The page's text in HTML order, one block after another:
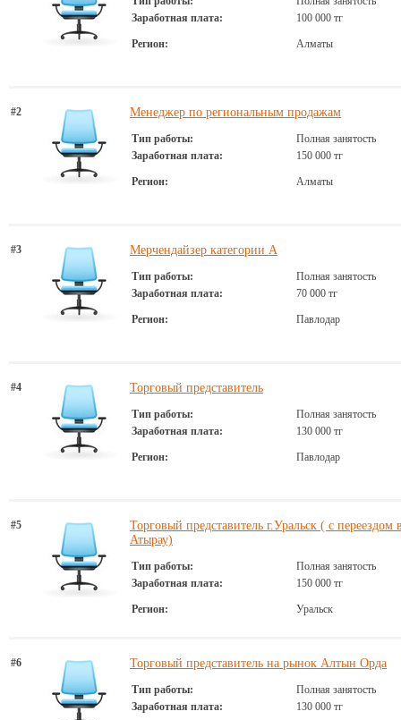
Заработная плата:
100 000 тг
Регион: Алматы
#2 Менеджер по региональным продажам
Тип работы:
Полная занятость
Заработная плата:
150 000 тг
Регион: Алматы
#3 Мерчендайзер категории А
Тип работы:
Полная занятость
Заработная плата:
70 000 тг
Регион: Павлодар
#4 Торговый представитель
Тип работы:
Полная занятость
Заработная плата:
130 000 тг
Регион: Павлодар
#5
Торговый представитель г.Уральск ( с переездом
Атырау)
Тип работы:
Полная занятость
Заработная плата:
150 000 тг
Регион: Уральск
#6 Торговый представитель на рынок Алтын Орда
Тип работы:
Полная занятость
Заработная плата:
130 000 тг